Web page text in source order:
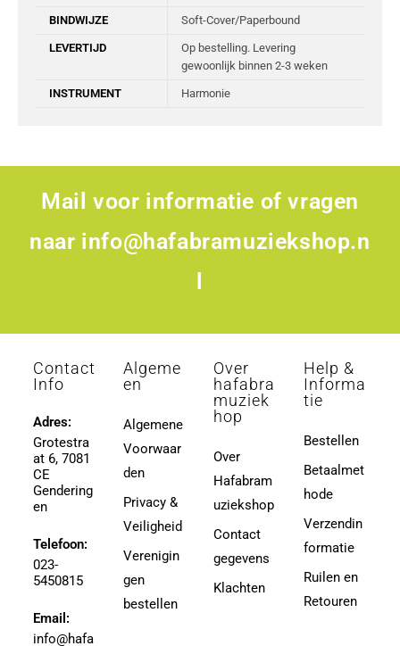
BINDWIJZE Soft-Cover/Paperbound
LEVERTIJD
Op bestelling. Levering
gewoonlijk binnen 2-3 weken
INSTRUMENT Harmonie
Mail voor informatie of vragen
naar info@hafabramuziekshop.n
Contact
Info
Adres:
Grotestra
at 6, 7081
CE
Gendering
en
Telefoon:
023-
5450815
Email:
info@hafa
Algeme
en
Algemene
Voorwaar
den
Privacy &
Veiligheid
Verenigin
gen
bestellen
Over
hafabra
muziek
hop
Over
Hafabram
uziekshop
Contact
gegevens
Klachten
Help &
Informa
tie
Bestellen
Betaalmet
hode
Verzendin
formatie
Ruilen en
Retouren